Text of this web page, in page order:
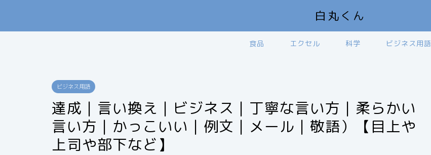
白丸くん
食品 エクセル 科学 ビジネス用語
ビジネス用語
達成｜言い換え｜ビジネス｜丁寧な言い方｜柔らかい
言い方｜かっこいい｜例文｜メール｜敬語）【目上や
上司や部下など】